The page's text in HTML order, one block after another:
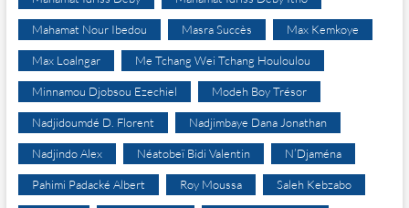
Mahamat Nour Ibedou Masra Succès Max Kemkoye
Max Loalngar Me Tchang Wei Tchang Houloulou
Minnamou Djobsou Ezechiel Modeh Boy Trésor
Nadjidoumdé D. Florent Nadjimbaye Dana Jonathan
Nadjindo Alex Néatobeï Bidi Valentin N’Djaména
Pahimi Padacké Albert Roy Moussa Saleh Kebzabo